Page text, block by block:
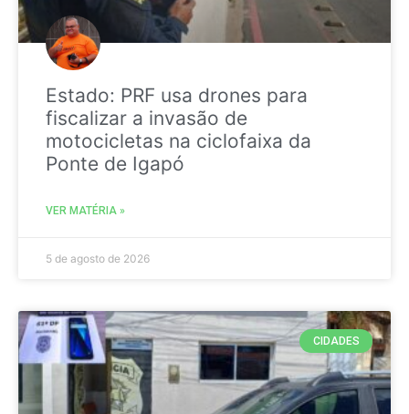
Estado: PRF usa drones para
fiscalizar a invasão de
motocicletas na ciclofaixa da
Ponte de Igapó
VER MATÉRIA »
5 de agosto de 2026
CIDADES